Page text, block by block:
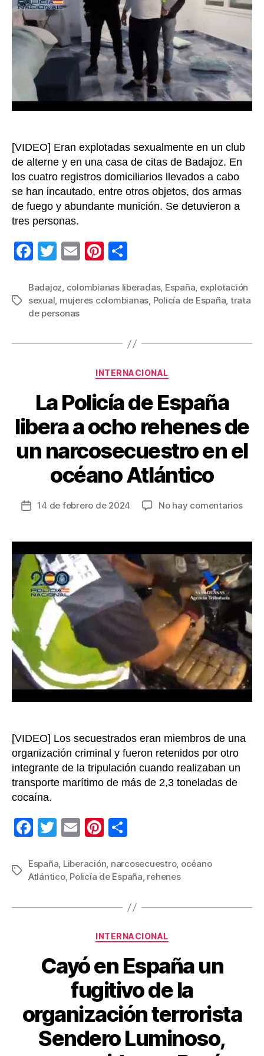
trata
de
para
entre
las
[VIDEO] Eran explotadas sexualmente en un club
de alterne y en una casa de citas de Badajoz. En
los cuatro registros domiciliarios llevados a cabo
se han incautado, entre otros objetos, dos armas
de fuego y abundante munición. Se detuvieron a
tres personas.
F
c
e
o
T
tt
er
E
ail
Pi
er
e
m
p
tir
Etiquetas
Badajoz, colombianas liberadas, España, explotación
sexual, mujeres colombianas, Policía de España, trata
de personas
Categorías
INTERNACIONAL
La Policía de España
libera a ocho rehenes de
un narcosecuestro en el
océano Atlántico
Fecha
entrada
14 de febrero de 2024 No hay comentariosen
de
a
ocho
de
un
en
el
[VIDEO] Los secuestrados eran miembros de una
organización criminal y fueron retenidos por otro
integrante de la tripulación cuando realizaban un
transporte marítimo de más de 2,3 toneladas de
cocaína.
F
c
e
b
k
T
tt
er
E
ail
Pi
er
e
st
m
p
ar
Etiquetas
España, Liberación, narcosecuestro, océano
Atlántico, Policía de España, rehenes
Categorías
INTERNACIONAL
Cayó en España un
fugitivo de la
organización terrorista
Sendero Luminoso,